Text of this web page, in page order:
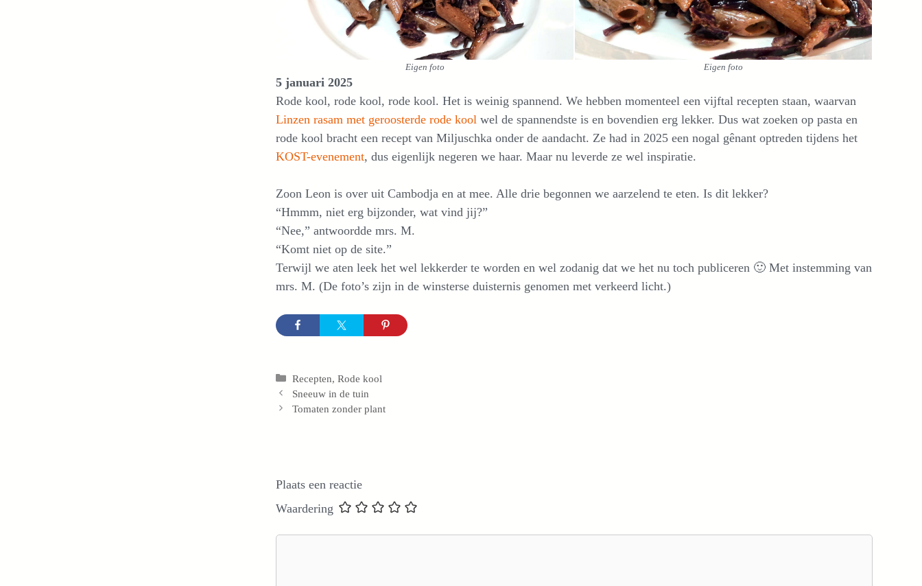
Eigen foto Eigen foto
5 januari 2025
Rode kool, rode kool, rode kool. Het is weinig spannend. We hebben momenteel een vijftal recepten staan, waarvan
Linzen rasam met geroosterde rode kool wel de spannendste is en bovendien erg lekker. Dus wat zoeken op pasta en
rode kool bracht een recept van Miljuschka onder de aandacht. Ze had in 2025 een nogal gênant optreden tijdens het
KOST-evenement, dus eigenlijk negeren we haar. Maar nu leverde ze wel inspiratie.
Zoon Leon is over uit Cambodja en at mee. Alle drie begonnen we aarzelend te eten. Is dit lekker?
“Hmmm, niet erg bijzonder, wat vind jij?”
“Nee,” antwoordde mrs. M.
“Komt niet op de site.”
Terwijl we aten leek het wel lekkerder te worden en wel zodanig dat we het nu toch publiceren 🙂 Met instemming van
mrs. M. (De foto’s zijn in de winsterse duisternis genomen met verkeerd licht.)
Categorieën
Recepten,Rode kool
Sneeuw in de tuin
Tomaten zonder plant
Plaats een reactie
Waardering